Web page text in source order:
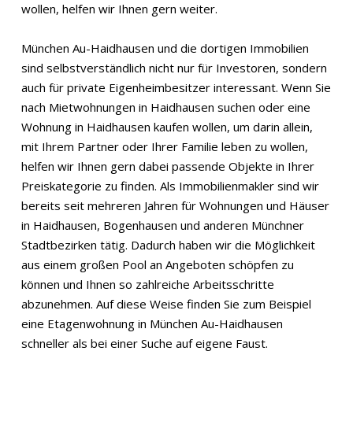
wollen, helfen wir Ihnen gern weiter.
München Au-Haidhausen und die dortigen Immobilien
sind selbstverständlich nicht nur für Investoren, sondern
auch für private Eigenheimbesitzer interessant. Wenn Sie
nach Mietwohnungen in Haidhausen suchen oder eine
Wohnung in Haidhausen kaufen wollen, um darin allein,
mit Ihrem Partner oder Ihrer Familie leben zu wollen,
helfen wir Ihnen gern dabei passende Objekte in Ihrer
Preiskategorie zu finden. Als Immobilienmakler sind wir
bereits seit mehreren Jahren für Wohnungen und Häuser
in Haidhausen, Bogenhausen und anderen Münchner
Stadtbezirken tätig. Dadurch haben wir die Möglichkeit
aus einem großen Pool an Angeboten schöpfen zu
können und Ihnen so zahlreiche Arbeitsschritte
abzunehmen. Auf diese Weise finden Sie zum Beispiel
eine Etagenwohnung in München Au-Haidhausen
schneller als bei einer Suche auf eigene Faust.